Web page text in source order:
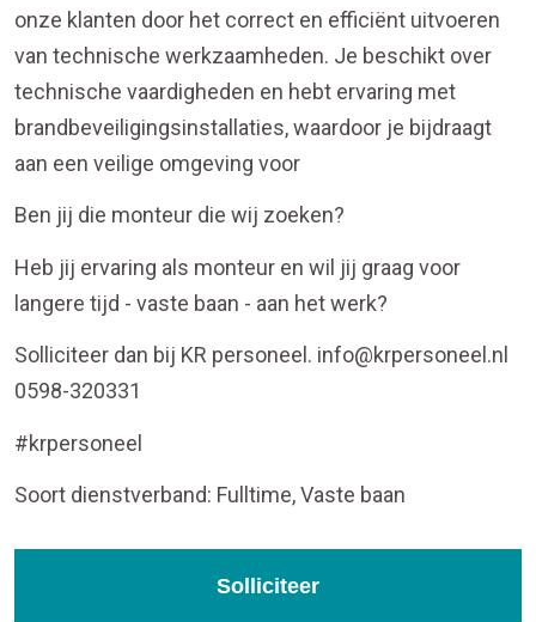
onze klanten door het correct en efficiënt uitvoeren
van technische werkzaamheden. Je beschikt over
technische vaardigheden en hebt ervaring met
brandbeveiligingsinstallaties, waardoor je bijdraagt
aan een veilige omgeving voor
Ben jij die monteur die wij zoeken?
Heb jij ervaring als monteur en wil jij graag voor
langere tijd - vaste baan - aan het werk?
Solliciteer dan bij KR personeel. info@krpersoneel.nl
0598-320331
#krpersoneel
Soort dienstverband: Fulltime, Vaste baan
Solliciteer